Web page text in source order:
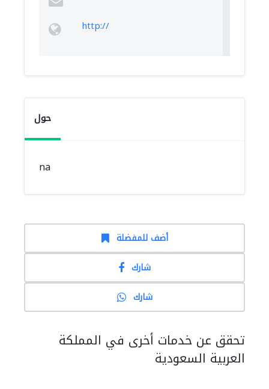
http://
حول
na
أضف للمفضلة
شارك
شارك
تحقق عن خدمات أخرى في المملكة
العربية السعودية